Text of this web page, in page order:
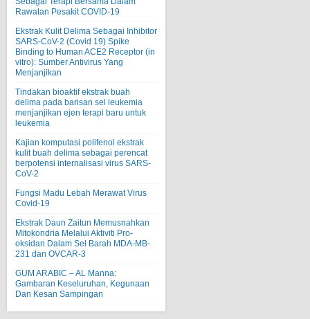
Rawatan Pesakit COVID-19
Ekstrak Kulit Delima Sebagai Inhibitor
SARS-CoV-2 (Covid 19) Spike
Binding to Human ACE2 Receptor (in
vitro): Sumber Antivirus Yang
Menjanjikan
Tindakan bioaktif ekstrak buah
delima pada barisan sel leukemia
menjanjikan ejen terapi baru untuk
leukemia
Kajian komputasi polifenol ekstrak
kulit buah delima sebagai perencat
berpotensi internalisasi virus SARS-
CoV-2
Fungsi Madu Lebah Merawat Virus
Covid-19
Ekstrak Daun Zaitun Memusnahkan
Mitokondria Melalui Aktiviti Pro-
oksidan Dalam Sel Barah MDA-MB-
231 dan OVCAR-3
GUM ARABIC – AL Manna:
Gambaran Keseluruhan, Kegunaan
Dan Kesan Sampingan